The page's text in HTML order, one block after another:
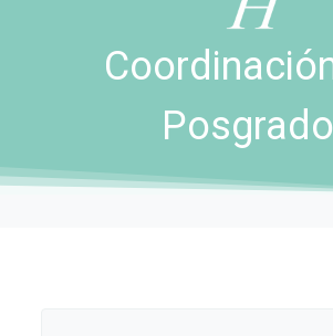
Posgrado